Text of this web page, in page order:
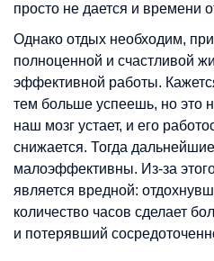
просто не дается и времени
Однако отдых необходим,
полноценной и счастливой
эффективной работы.
тем больше успеешь, но это
наш мозг устает, и его
снижается. Тогда
малоэффективны. Из-за
является вредной:
количество часов сделает
и потерявший